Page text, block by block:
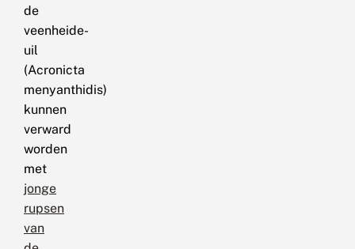
de
veenheide-
uil
(Acronicta
menyanthidis)
kunnen
verward
worden
met
jonge
rupsen
van